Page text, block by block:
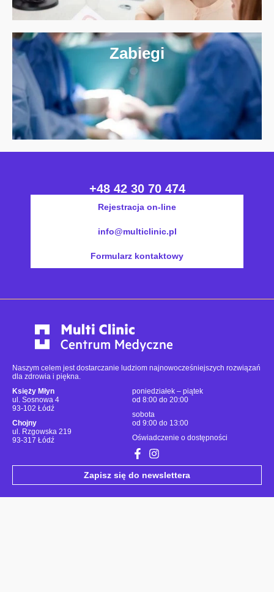
Zabiegi
+48 42 30 70 474
Rejestracja on-line
info@multiclinic.pl
Formularz kontaktowy
Naszym celem jest dostarczanie ludziom najnowocześniejszych rozwiązań
dla zdrowia i piękna.
Księży Młyn
ul. Sosnowa 4
93-102 Łódź
Chojny
ul. Rzgowska 219
93-317 Łódź
poniedziałek – piątek
od 8:00 do 20:00
sobota
od 9:00 do 13:00
Oświadczenie o dostępności
Zapisz się do newslettera